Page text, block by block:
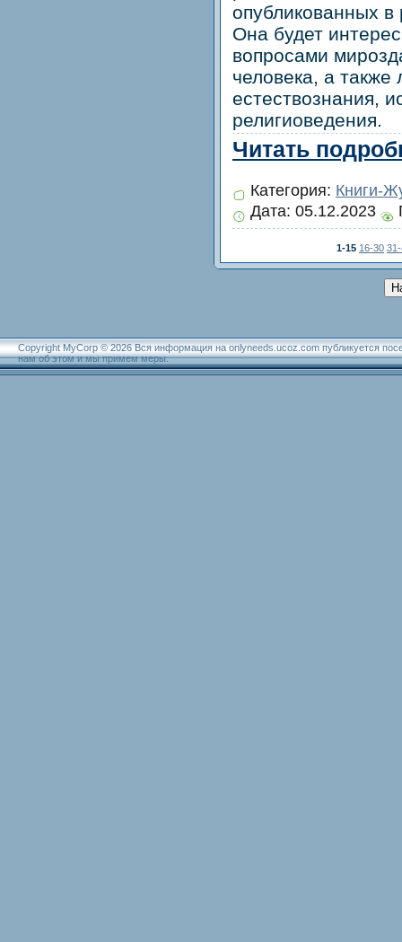
опубликованных в
Она будет
вопросами
человека, а также
естествознания,
религиоведения.
Читать
Категория: Книги-
Дата: 05.12.2023
1-15 16-30
Copyright MyCorp © 2026 Вся информация на onlyneeds.ucoz.com публикуется
нам об этом и мы примем меры.